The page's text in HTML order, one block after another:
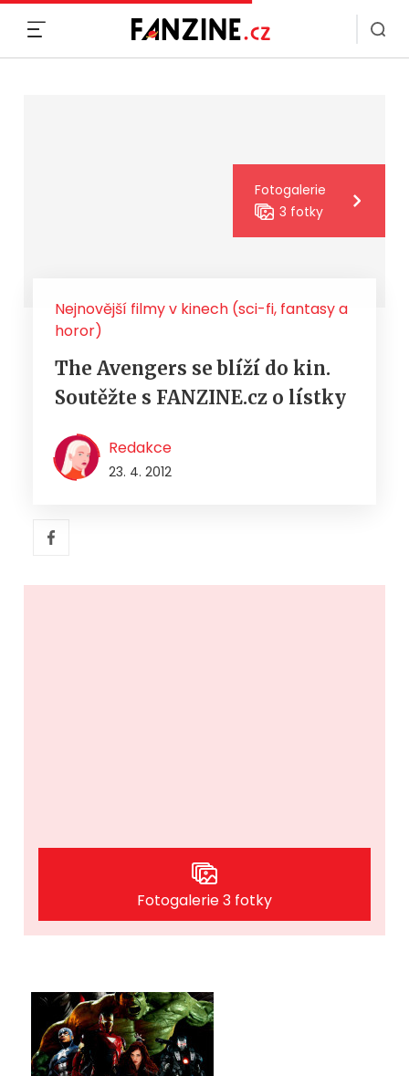
Fotogalerie
3 fotky
Nejnovější filmy v kinech (sci-fi, fantasy a
horor)
The Avengers se blíží do kin.
Soutěžte s FANZINE.cz o lístky
Redakce
23. 4. 2012
Fotogalerie 3 fotky